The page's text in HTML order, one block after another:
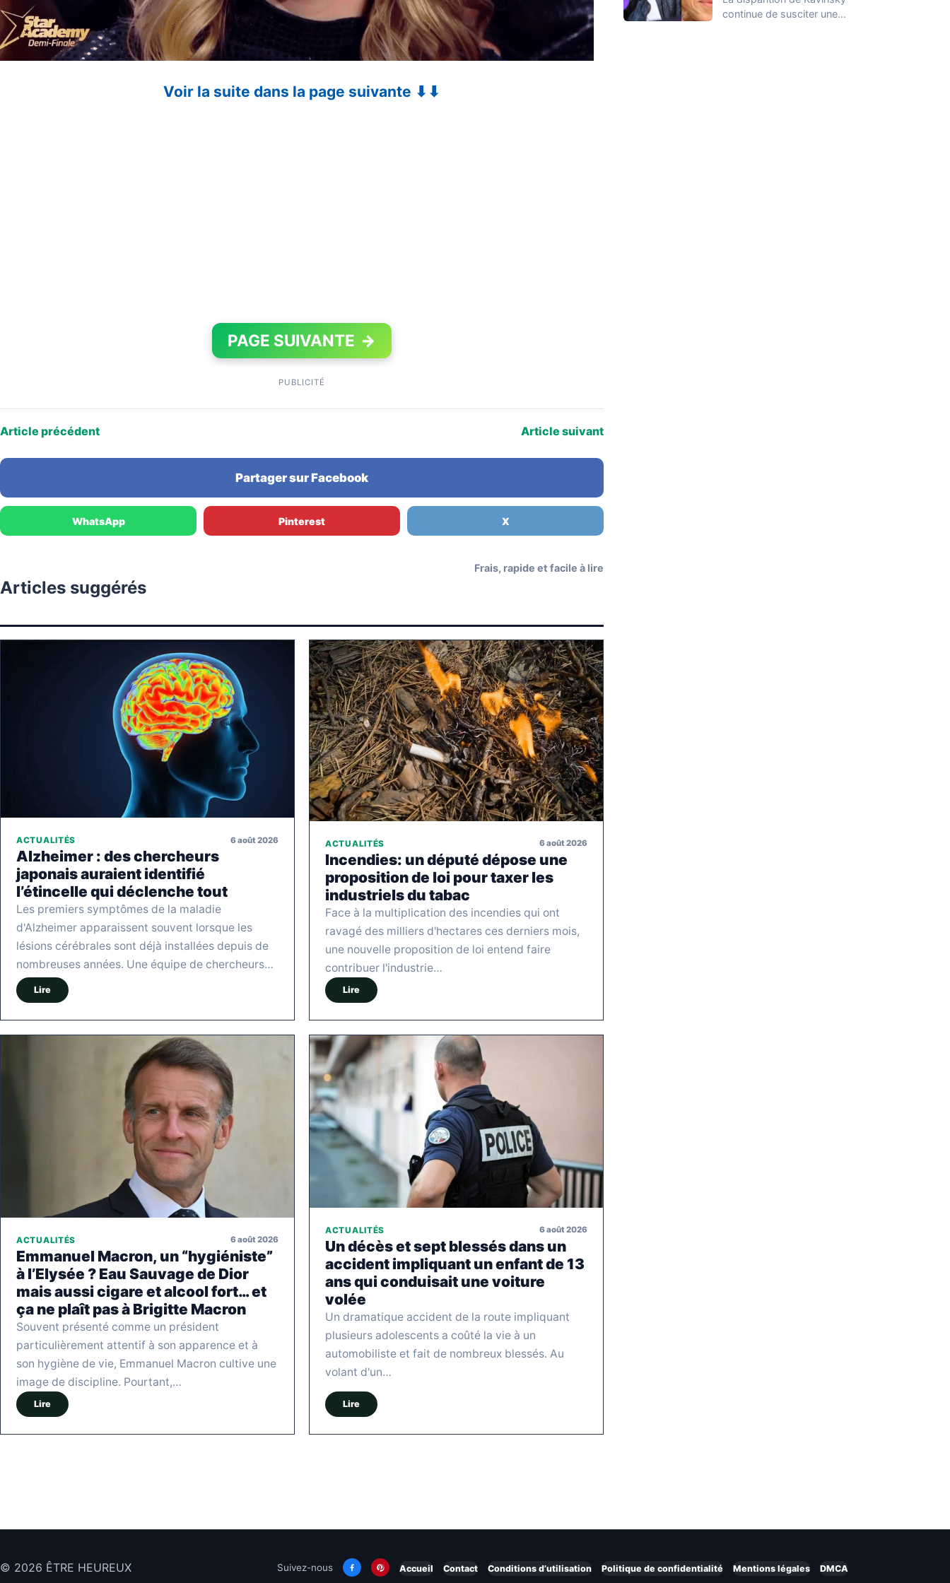
Voir la suite dans la page suivante ⬇⬇
PAGE SUIVANTE →
PUBLICITÉ
Article précédent Article suivant
Partager sur Facebook
WhatsApp Pinterest X
Articles suggérés
Frais, rapide et facile à lire
ACTUALITÉS 6 août 2026
Alzheimer : des chercheurs
japonais auraient identifié
l’étincelle qui déclenche tout
Les premiers symptômes de la maladie
d'Alzheimer apparaissent souvent lorsque les
lésions cérébrales sont déjà installées depuis de
nombreuses années. Une équipe de chercheurs…
Lire
ACTUALITÉS 6 août 2026
Incendies: un député dépose une
proposition de loi pour taxer les
industriels du tabac
Face à la multiplication des incendies qui ont
ravagé des milliers d'hectares ces derniers mois,
une nouvelle proposition de loi entend faire
contribuer l'industrie…
Lire
ACTUALITÉS 6 août 2026
Emmanuel Macron, un “hygiéniste”
à l’Elysée ? Eau Sauvage de Dior
mais aussi cigare et alcool fort… et
ça ne plaît pas à Brigitte Macron
Souvent présenté comme un président
particulièrement attentif à son apparence et à
son hygiène de vie, Emmanuel Macron cultive une
image de discipline. Pourtant,…
Lire
ACTUALITÉS 6 août 2026
Un décès et sept blessés dans un
accident impliquant un enfant de 13
ans qui conduisait une voiture
volée
Un dramatique accident de la route impliquant
plusieurs adolescents a coûté la vie à un
automobiliste et fait de nombreux blessés. Au
volant d'un…
Lire
continue de susciter une
© 2026 ÊTRE HEUREUX Suivez-nous Accueil Contact Conditions d’utilisation Politique de confidentialité Mentions légales DMCA